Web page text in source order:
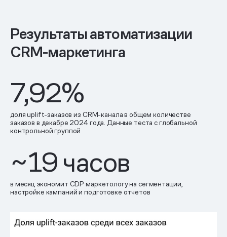
Результаты автоматизации
CRM-маркетинга
7,92%
доля uplift-заказов из CRM-канала в общем количестве
заказов в декабре 2024 года. Данные теста с глобальной
контрольной группой
~19 часов
в месяц экономит CDP маркетологу на сегментации,
настройке кампаний и подготовке отчетов